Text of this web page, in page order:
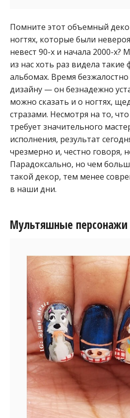
Помните этот объемный
ногтях, которые были
невест 90-х и начала 2000-х?
из нас хоть раз видела
альбомах. Время
дизайну — он безнадежно
можно сказать и о ногтях,
стразами. Несмотря на то,
требует значительного
исполнения, результат
чрезмерно и, честно говоря,
Парадоксально, но чем
такой декор, тем менее
в наши дни.
Мультяшные персонажи